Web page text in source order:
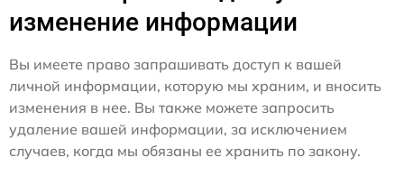
изменение информации
Вы имеете право запрашивать доступ к вашей
личной информации, которую мы храним, и вносить
изменения в нее. Вы также можете запросить
удаление вашей информации, за исключением
случаев, когда мы обязаны ее хранить по закону.